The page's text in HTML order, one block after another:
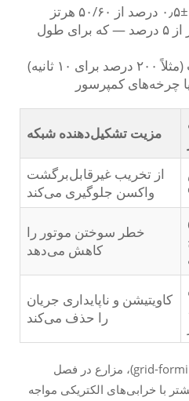
왜ش هارمونیکی ولتاژ کمتر از ۵ درصد — که برای طول
تحمل بار اضافی کوتاه‌مدت (مثلاً ۲۰۰ درصد برای ۱۰ ثانیه)
چرخه‌های کمپرسور
مزیت تشکیل‌دهنده شبکه
از تخریب غیرقابل‌برگشت
واکسن جلوگیری می‌کند
خطر سوختن موتور را
کاهش می‌دهد
کاویتیشن و ناپایداری جریان
را حذف می‌کند
بدون قابلیت تشکیل شبکه (grid-forming)، مزارع در فصل
با خرابی‌های الکتریکی مواجه